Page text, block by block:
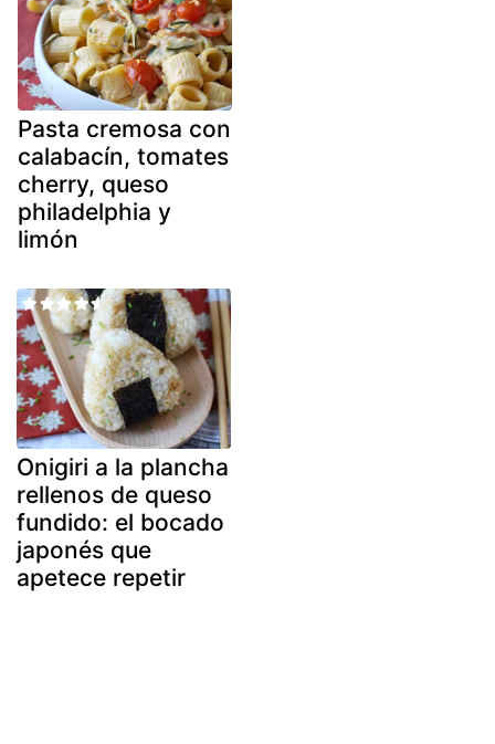
Pasta cremosa con
calabacín, tomates
cherry, queso
philadelphia y
limón
Onigiri a la plancha
rellenos de queso
fundido: el bocado
japonés que
apetece repetir